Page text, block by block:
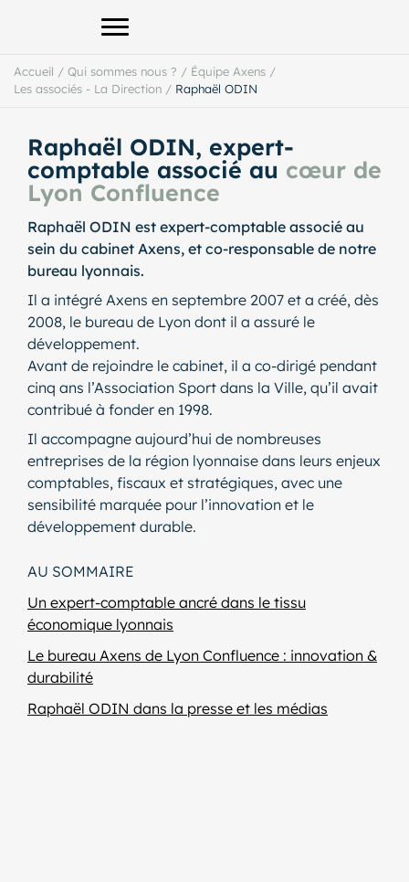
Afficher le menu principal
Accueil / Qui sommes nous ? / Équipe Axens /
Les associés - La Direction / Raphaël ODIN
Raphaël ODIN, expert-
comptable associé au cœur de
Lyon Confluence
Raphaël ODIN est expert-comptable associé au
sein du cabinet Axens, et co-responsable de notre
bureau lyonnais.
Il a intégré Axens en septembre 2007 et a créé, dès
2008, le bureau de Lyon dont il a assuré le
développement.
Avant de rejoindre le cabinet, il a co-dirigé pendant
cinq ans l’Association Sport dans la Ville, qu’il avait
contribué à fonder en 1998.
Il accompagne aujourd’hui de nombreuses
entreprises de la région lyonnaise dans leurs enjeux
comptables, fiscaux et stratégiques, avec une
sensibilité marquée pour l’innovation et le
développement durable.
AU SOMMAIRE
Un expert-comptable ancré dans le tissu
économique lyonnais
Le bureau Axens de Lyon Confluence : innovation &
durabilité
Raphaël ODIN dans la presse et les médias